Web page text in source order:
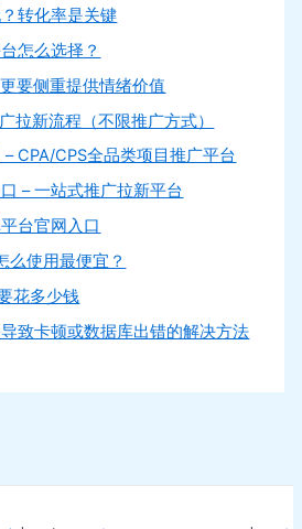
转化率是关键
怎么选择？
要侧重提供情绪价值
拉新流程（不限推广方式）
CPA/CPS全品类项目推广平台
– 一站式推广拉新平台
台官网入口
么使用最便宜？
花多少钱
致卡顿或数据库出错的解决方法